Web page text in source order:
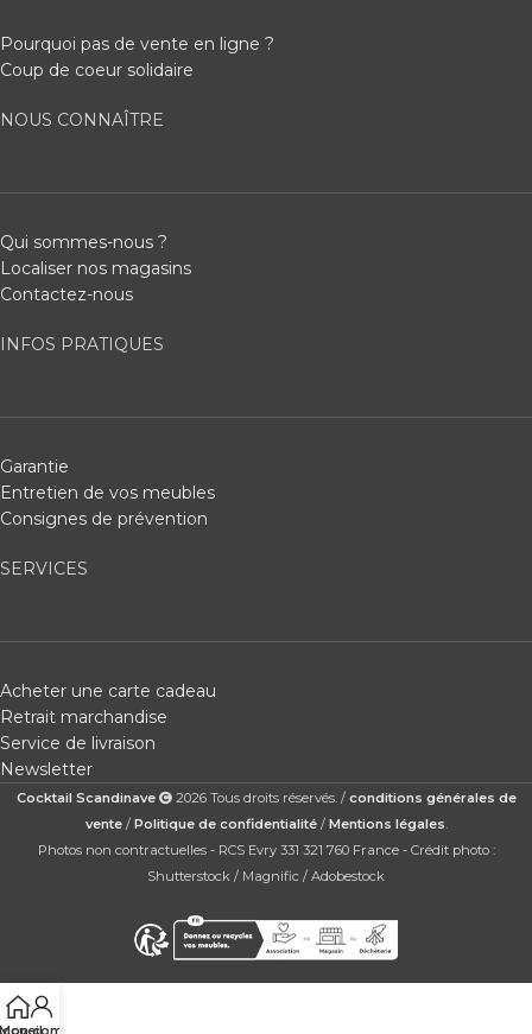
Pourquoi pas de vente en ligne ?
Coup de coeur solidaire
NOUS CONNAÎTRE
Qui sommes-nous ?
Localiser nos magasins
Contactez-nous
INFOS PRATIQUES
Garantie
Entretien de vos meubles
Consignes de prévention
SERVICES
Acheter une carte cadeau
Retrait marchandise
Service de livraison
Newsletter
Cocktail Scandinave 2026 Tous droits réservés. / conditions générales de
vente/ Politique de confidentialité/ Mentions légales
Photos non contractuelles - RCS Evry 331 321 760 France - Crédit photo :
Shutterstock / Magnific / Adobestock
compte